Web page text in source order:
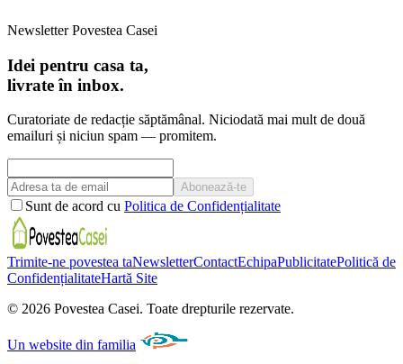
Newsletter Povestea Casei
Idei pentru casa ta,
livrate în inbox.
Curatoriate de redacție săptămânal. Niciodată mai mult de două
emailuri și niciun spam — promitem.
Abonează-te
Sunt de acord cu Politica de Confidențialitate
Trimite-ne povestea taNewsletterContactEchipaPublicitatePolitică de
ConfidențialitateHartă Site
© 2026 Povestea Casei. Toate drepturile rezervate.
Un website din familia